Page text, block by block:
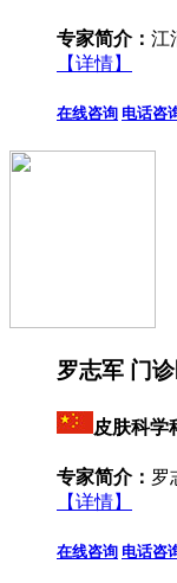
专家简介： 江
【详情】
在线咨询 电话咨
罗志军 门
皮肤科学
专家简介： 罗
【详情】
在线咨询 电话咨